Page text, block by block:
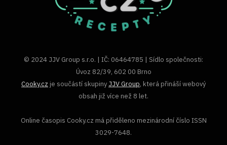
© 2024 JJV Group s.r.o. | IČ: 06464785 | Sídlo společnosti:
Úvoz 82/39, 602 00 Brno
Cooky.cz je součástí skupiny JJV Group, která přináší webový
obsah již více než 8 let.
Online časopis Cooky.cz má přiděleno mezinárodní číslo ISSN
3029-7648.